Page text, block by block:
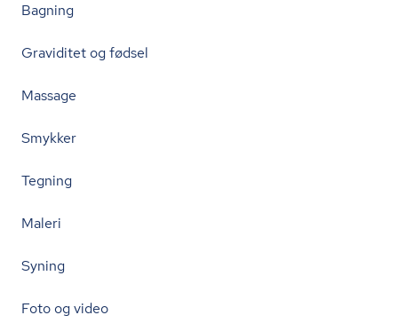
Bagning
Graviditet og fødsel
Massage
Smykker
Tegning
Maleri
Syning
Foto og video